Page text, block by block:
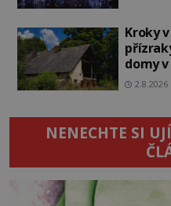
Kroky
domy
2.8.2026
NENECHTE SI